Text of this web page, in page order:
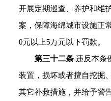
开展定期巡查、养护和维
案，保障海绵城市设施正
0元以上5万元以下罚款。
第三十二条违反本条
装置，损坏或者擅自挖掘
其它补救措施，并给予警